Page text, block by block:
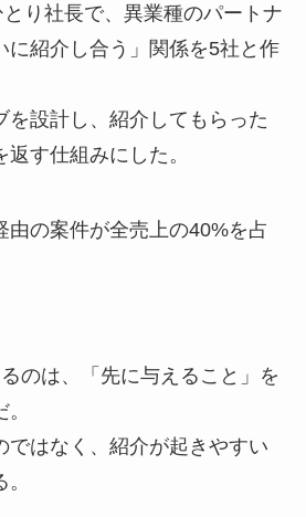
り社長で、異業種のパートナ
に紹介し合う」関係を5社と作
を設計し、紹介してもらった
す仕組みにした。
由の案件が全売上の40%を占
のは、「先に与えること」を
ではなく、紹介が起きやすい